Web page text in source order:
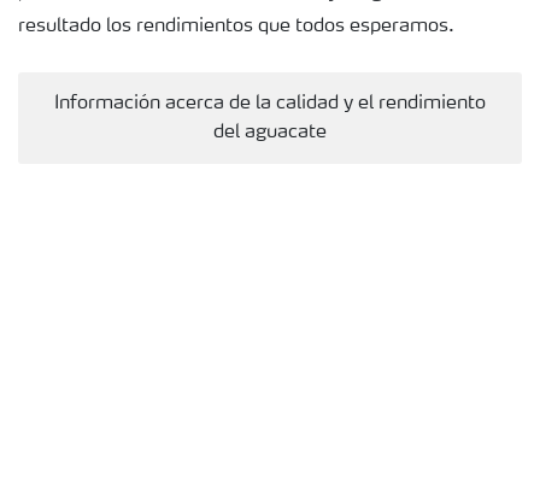
resultado los rendimientos que todos esperamos.
Información acerca de la calidad y el rendimiento
del aguacate